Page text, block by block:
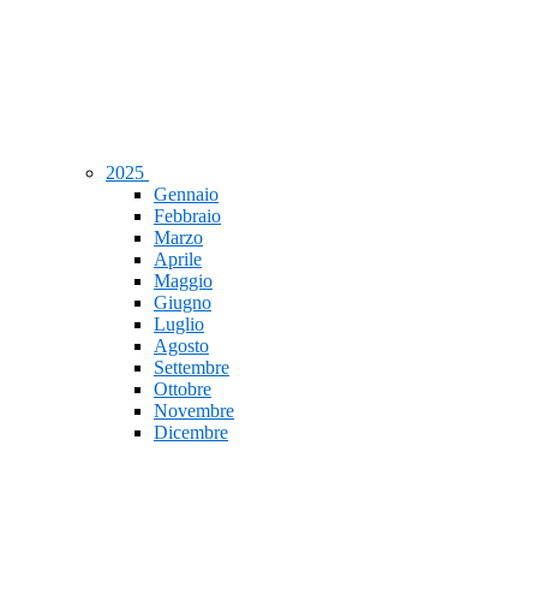
2025
Gennaio
Febbraio
Marzo
Aprile
Maggio
Giugno
Luglio
Agosto
Settembre
Ottobre
Novembre
Dicembre